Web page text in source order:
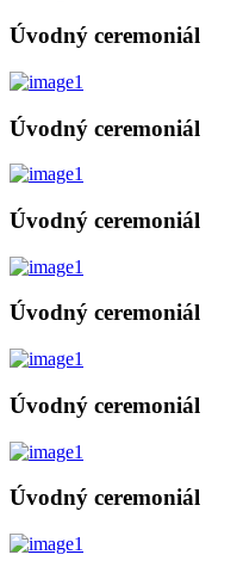
Úvodný ceremoniál
Úvodný ceremoniál
Úvodný ceremoniál
Úvodný ceremoniál
Úvodný ceremoniál
Úvodný ceremoniál